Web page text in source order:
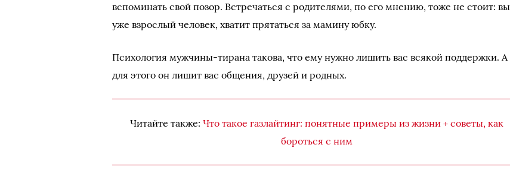
вспоминать свой позор. Встречаться с родителями, по его мнению, тоже не стоит: вы
уже взрослый человек, хватит прятаться за мамину юбку.
Психология мужчины-тирана такова, что ему нужно лишить вас всякой поддержки. А
для этого он лишит вас общения, друзей и родных.
Читайте также: Что такое газлайтинг: понятные примеры из жизни + советы, как
бороться с ним